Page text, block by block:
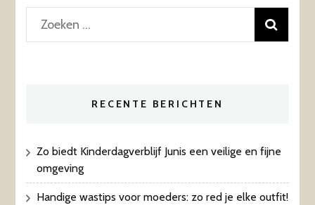
Zoeken
naar:
RECENTE BERICHTEN
Zo biedt Kinderdagverblijf Junis een veilige en fijne
omgeving
Handige wastips voor moeders: zo red je elke outfit!